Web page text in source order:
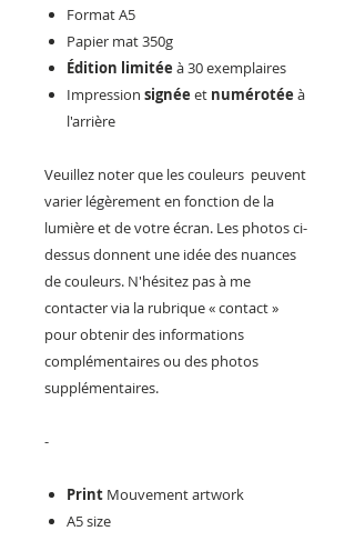
Format A5
Papier mat 350g
Édition limitée à 30 exemplaires
Impression signée et numérotée à
l'arrière
Veuillez noter que les couleurs peuvent
varier légèrement en fonction de la
lumière et de votre écran. Les photos ci-
dessus donnent une idée des nuances
de couleurs. N'hésitez pas à me
contacter via la rubrique « contact »
pour obtenir des informations
complémentaires ou des photos
supplémentaires.
-
Print Mouvement artwork
A5 size